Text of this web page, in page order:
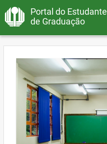
Portal do Estudante
de Graduação